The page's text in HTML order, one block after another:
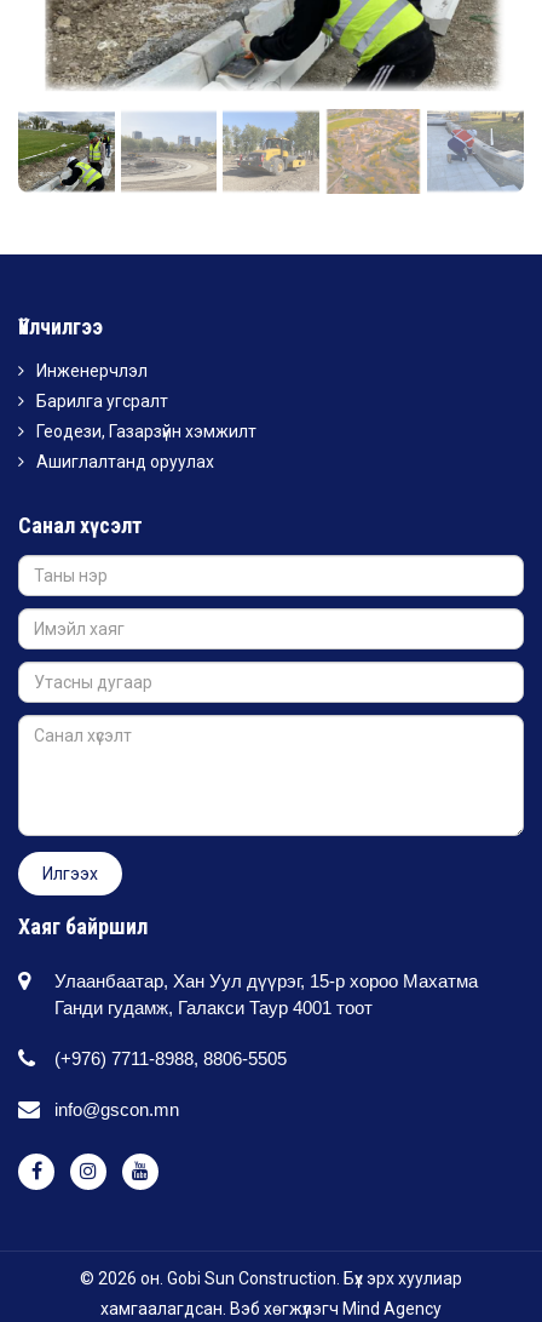
Үйлчилгээ
Инженерчлэл
Барилга угсралт
Геодези, Газарзүйн хэмжилт
Ашиглалтанд оруулах
Санал хүсэлт
Хаяг байршил
Улаанбаатар, Хан Уул дүүрэг, 15-р хороо Махатма
Ганди гудамж, Галакси Таур 4001 тоот
(+976) 7711-8988, 8806-5505
info@gscon.mn
© 2026 он. Gobi Sun Construction. Бүх эрх хуулиар
хамгаалагдсан. Вэб хөгжүүлэгч Mind Agency